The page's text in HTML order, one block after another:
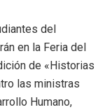
del
en la Feria del
de «Historias
las ministras
Humano,